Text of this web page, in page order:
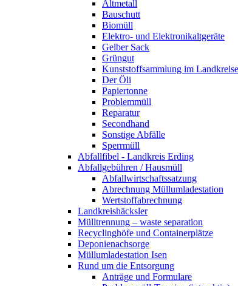
Altmetall
Bauschutt
Biomüll
Elektro- und Elektronikaltgeräte
Gelber Sack
Grüngut
Kunststoffsammlung im
Der Öli
Papiertonne
Problemmüll
Reparatur
Secondhand
Sonstige Abfälle
Sperrmüll
Abfallfibel - Landkreis Erding
Abfallgebühren / Hausmüll
Abfallwirtschaftssatzung
Abrechnung Müllumladestation
Wertstoffabrechnung
Landkreishäcksler
Mülltrennung – waste separation
Recyclinghöfe und Containerplätze
Deponienachsorge
Müllumladestation Isen
Rund um die Entsorgung
Anträge und Formulare